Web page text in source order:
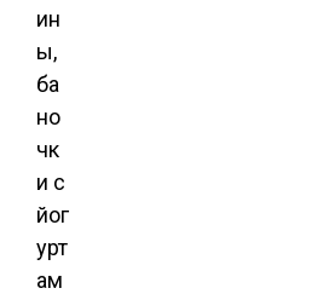
ин
ы,
ба
но
чк
и с
йог
урт
ам